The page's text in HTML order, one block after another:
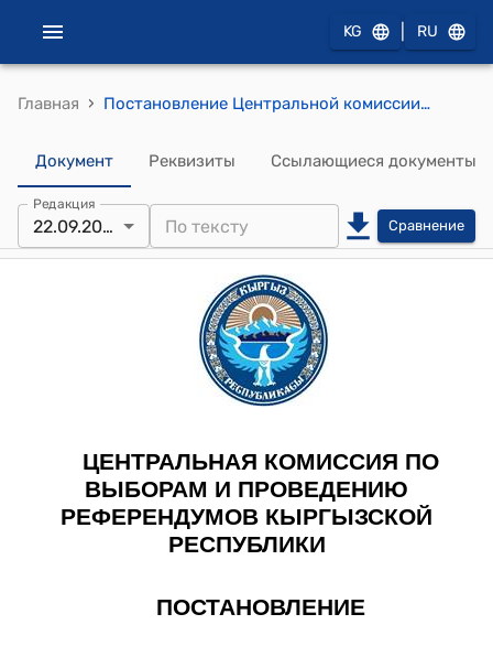
KG RU
Главная › Постановление Центральной комиссии по выборам и проведению референдумов КР от 22 сентября 2020 года № 226 "Об утверждении протоколов об итогах голосования и результатах выборов главы Гавриловского айыл окмоту Сокулукского района Чуйской области, состоявшихся 16 сентября 2020 года"
Документ Реквизиты Ссылающиеся документы
Редакция
22.09.2020 Сравнение